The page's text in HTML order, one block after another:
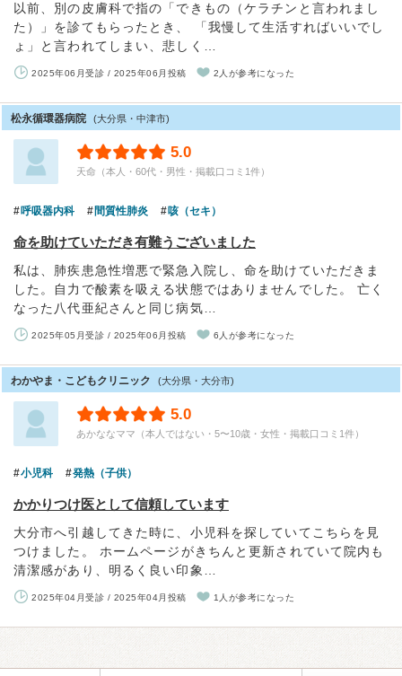
以前、別の皮膚科で指の「できもの（ケラチンと言われまし
た）」を診てもらったとき、 「我慢して生活すればいいでし
ょ」と言われてしまい、悲しく…
2025年06月受診 / 2025年06月投稿 2人が参考になった
松永循環器病院 (大分県・中津市)
5.0
天命（本人・60代・男性・掲載口コミ1件）
呼吸器内科 間質性肺炎 咳（セキ）
命を助けていただき有難うございました
私は、肺疾患急性増悪で緊急入院し、命を助けていただきま
した。自力で酸素を吸える状態ではありませんでした。 亡く
なった八代亜紀さんと同じ病気…
2025年05月受診 / 2025年06月投稿 6人が参考になった
わかやま・こどもクリニック (大分県・大分市)
5.0
あかななママ（本人ではない・5〜10歳・女性・掲載口コミ1件）
小児科 発熱（子供）
かかりつけ医として信頼しています
大分市へ引越してきた時に、小児科を探していてこちらを見
つけました。 ホームページがきちんと更新されていて院内も
清潔感があり、明るく良い印象…
2025年04月受診 / 2025年04月投稿 1人が参考になった